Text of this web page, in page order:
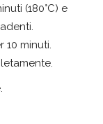
(180°C) e
10 minuti.